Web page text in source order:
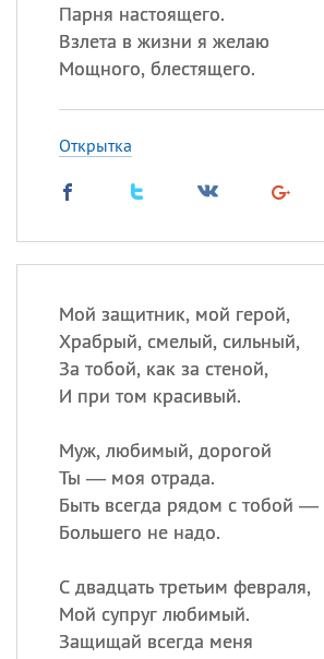
Парня настоящего.
Взлета в жизни я желаю
Мощного, блестящего.
Открытка
Мой защитник, мой герой,
Храбрый, смелый, сильный,
За тобой, как за стеной,
И при том красивый.
Муж, любимый, дорогой
Ты — моя отрада.
Быть всегда рядом с тобой —
Большего не надо.
С двадцать третьим февраля,
Мой супруг любимый.
Защищай всегда меня